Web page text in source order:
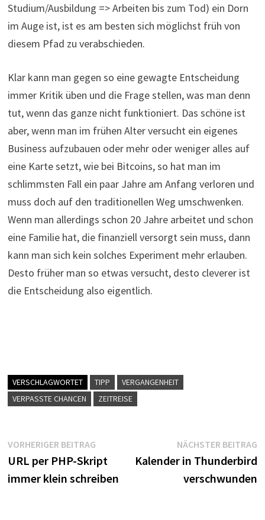
Studium/Ausbildung => Arbeiten bis zum Tod) ein Dorn
im Auge ist, ist es am besten sich möglichst früh von
diesem Pfad zu verabschieden.
Klar kann man gegen so eine gewagte Entscheidung
immer Kritik üben und die Frage stellen, was man denn
tut, wenn das ganze nicht funktioniert. Das schöne ist
aber, wenn man im frühen Alter versucht ein eigenes
Business aufzubauen oder mehr oder weniger alles auf
eine Karte setzt, wie bei Bitcoins, so hat man im
schlimmsten Fall ein paar Jahre am Anfang verloren und
muss doch auf den traditionellen Weg umschwenken.
Wenn man allerdings schon 20 Jahre arbeitet und schon
eine Familie hat, die finanziell versorgt sein muss, dann
kann man sich kein solches Experiment mehr erlauben.
Desto früher man so etwas versucht, desto cleverer ist
die Entscheidung also eigentlich.
VERSCHLAGWORTET TIPP
VERGANGENHEIT
VERPASSTE CHANCEN
ZEITREISE
Beitragsnavigation
VORHERIGER BEITRAGVorheriger
Beitrag:
URL per PHP-Skript
immer klein schreiben
NÄCHSTER BEITRAG
Kalender in Thunderbird
verschwunden